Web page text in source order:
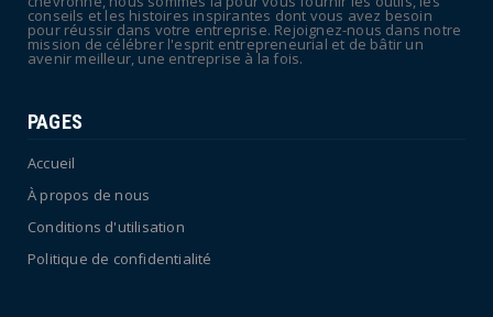
conseils et les histoires inspirantes dont vous avez besoin
pour réussir dans votre entreprise. Rejoignez-nous dans notre
mission de célébrer l'esprit entrepreneurial et de bâtir un
avenir meilleur, une entreprise à la fois.
PAGES
Accueil
À propos de nous
Conditions d'utilisation
Politique de confidentialité